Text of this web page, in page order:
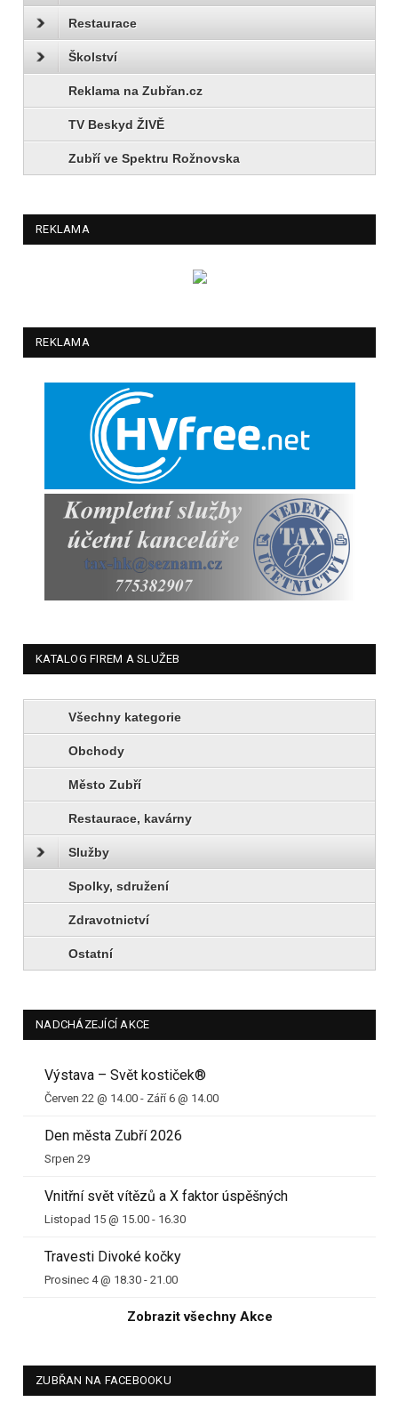
Restaurace
Školství
Reklama na Zubřan.cz
TV Beskyd ŽIVĚ
Zubří ve Spektru Rožnovska
REKLAMA
REKLAMA
KATALOG FIREM A SLUŽEB
Všechny kategorie
Obchody
Město Zubří
Restaurace, kavárny
Služby
Spolky, sdružení
Zdravotnictví
Ostatní
NADCHÁZEJÍCÍ AKCE
Výstava – Svět kostiček®
Červen 22 @ 14.00 - Září 6 @ 14.00
Den města Zubří 2026
Srpen 29
Vnitřní svět vítězů a X faktor úspěšných
Listopad 15 @ 15.00 - 16.30
Travesti Divoké kočky
Prosinec 4 @ 18.30 - 21.00
Zobrazit všechny Akce
ZUBŘAN NA FACEBOOKU